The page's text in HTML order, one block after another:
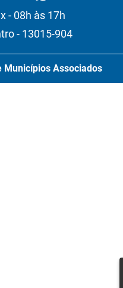
- 08h às 17h
- 13015-904
Municípios Associados